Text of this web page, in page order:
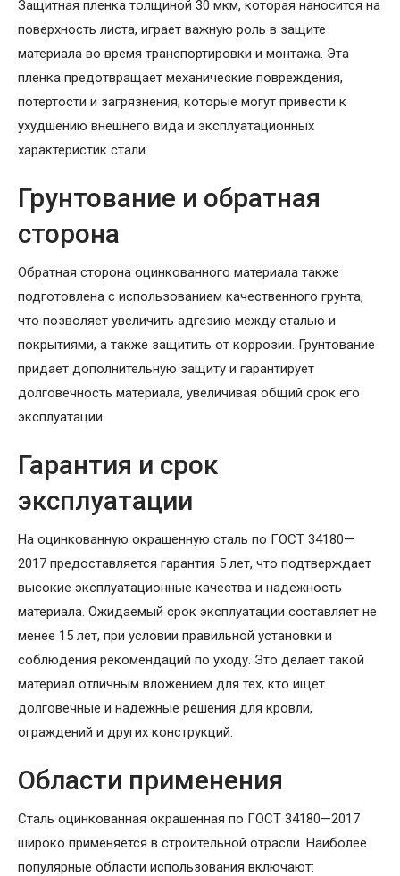
Защитная пленка толщиной 30 мкм, которая наносится на
поверхность листа, играет важную роль в защите
материала во время транспортировки и монтажа. Эта
пленка предотвращает механические повреждения,
потертости и загрязнения, которые могут привести к
ухудшению внешнего вида и эксплуатационных
характеристик стали.
Грунтование и обратная
сторона
Обратная сторона оцинкованного материала также
подготовлена с использованием качественного грунта,
что позволяет увеличить адгезию между сталью и
покрытиями, а также защитить от коррозии. Грунтование
придает дополнительную защиту и гарантирует
долговечность материала, увеличивая общий срок его
эксплуатации.
Гарантия и срок
эксплуатации
На оцинкованную окрашенную сталь по ГОСТ 34180—
2017 предоставляется гарантия 5 лет, что подтверждает
высокие эксплуатационные качества и надежность
материала. Ожидаемый срок эксплуатации составляет не
менее 15 лет, при условии правильной установки и
соблюдения рекомендаций по уходу. Это делает такой
материал отличным вложением для тех, кто ищет
долговечные и надежные решения для кровли,
ограждений и других конструкций.
Области применения
Сталь оцинкованная окрашенная по ГОСТ 34180—2017
широко применяется в строительной отрасли. Наиболее
популярные области использования включают: